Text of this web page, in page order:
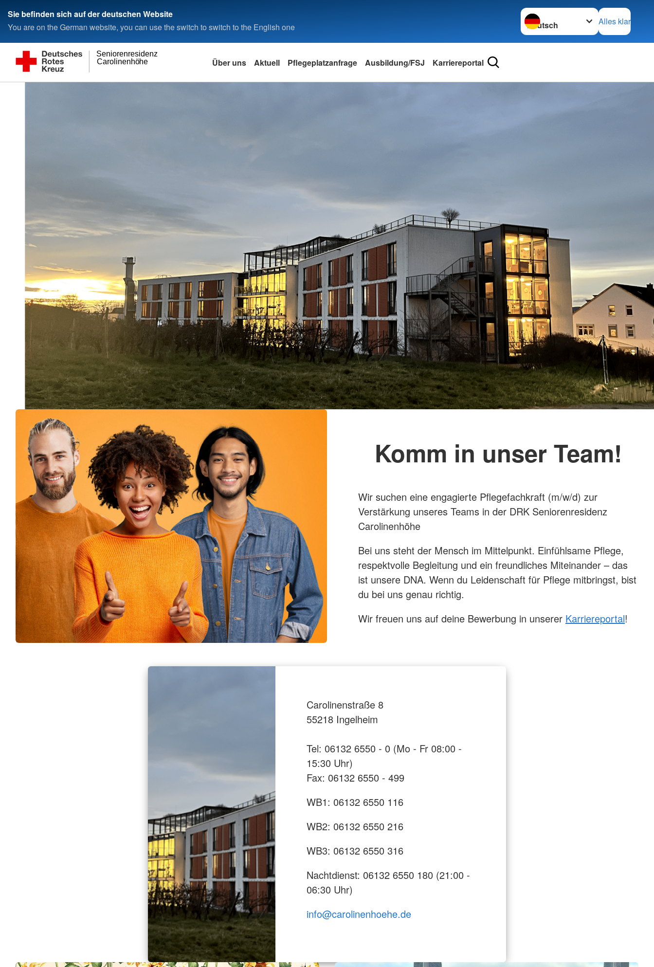
Sie befinden sich auf der deutschen Website
You are on the German website, you can use the switch to switch to the English one
Sprache wechseln zu
Alles klar
Carolinenhöhe
Seniorenresidenz
Über uns Aktuell Pflegeplatzanfrage Ausbildung/FSJ Karriereportal
Komm in unser Team!
Wir suchen eine engagierte Pflegefachkraft (m/w/d) zur
Verstärkung unseres Teams in der DRK Seniorenresidenz
Carolinenhöhe
Bei uns steht der Mensch im Mittelpunkt. Einfühlsame Pflege,
respektvolle Begleitung und ein freundliches Miteinander – das
ist unsere DNA. Wenn du Leidenschaft für Pflege mitbringst, bist
du bei uns genau richtig.
Wir freuen uns auf deine Bewerbung in unserer Karriereportal!
Carolinenstraße 8
55218 Ingelheim
Tel: 06132 6550 - 0 (Mo - Fr 08:00 -
15:30 Uhr)
Fax: 06132 6550 - 499
WB1: 06132 6550 116
WB2: 06132 6550 216
WB3: 06132 6550 316
Nachtdienst: 06132 6550 180 (21:00 -
06:30 Uhr)
info@carolinenhoehe.de